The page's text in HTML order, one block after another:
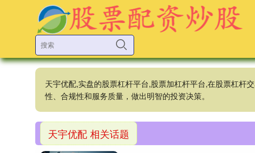
天宇优配,实盘的股票杠杆平台,股票加杠杆平台,在股票杠杆
性、合规性和服务质量，做出明智的投资决策。
天宇优配 相关话题